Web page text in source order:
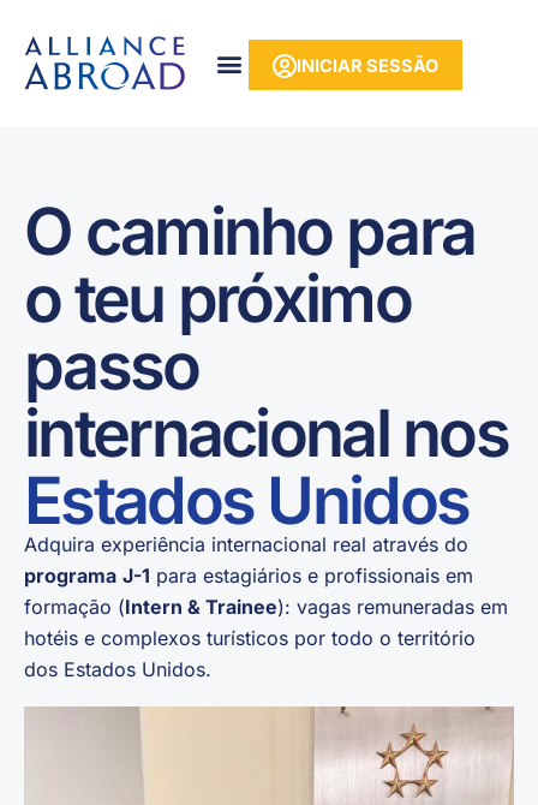
conteúdo
para
INICIAR SESSÃO
O caminho para
o teu próximo
passo
internacional nos
Estados Unidos
Adquira experiência internacional real através do
programa J-1 para estagiários e profissionais em
formação (Intern & Trainee): vagas remuneradas em
hotéis e complexos turísticos por todo o território
dos Estados Unidos.